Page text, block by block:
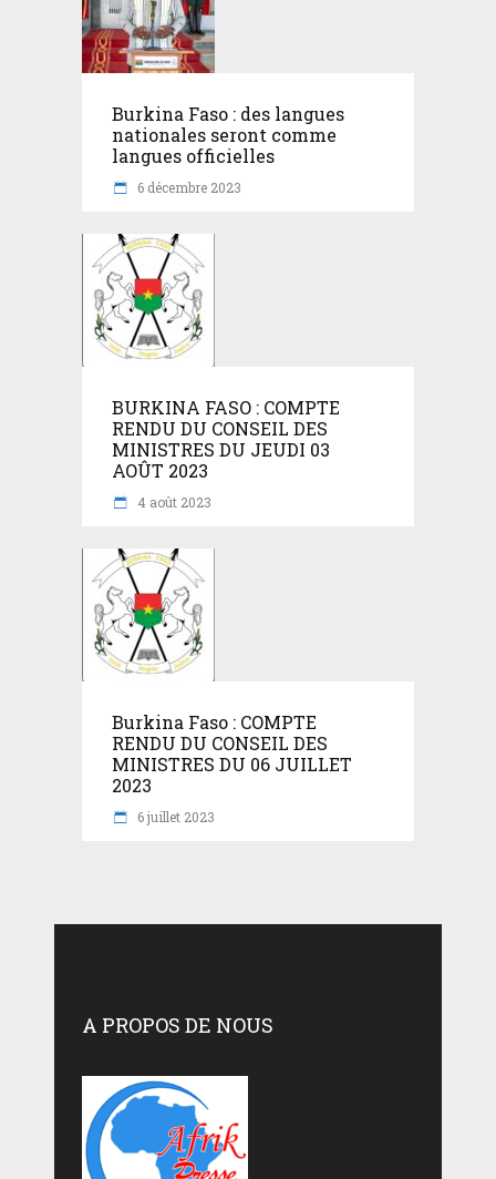
Burkina Faso : des langues
nationales seront comme
langues officielles
6 décembre 2023
BURKINA FASO : COMPTE
RENDU DU CONSEIL DES
MINISTRES DU JEUDI 03
AOÛT 2023
4 août 2023
Burkina Faso : COMPTE
RENDU DU CONSEIL DES
MINISTRES DU 06 JUILLET
2023
6 juillet 2023
A PROPOS DE NOUS